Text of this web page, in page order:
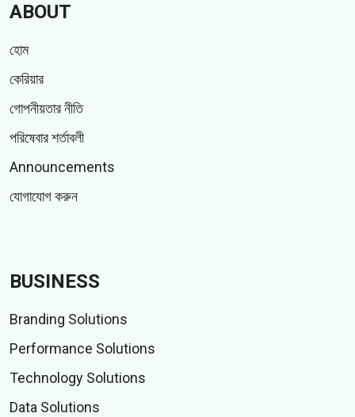
ABOUT
হোম
কেরিয়ার
গোপনীয়তার নীতি
পরিষেবার শর্তাবলী
Announcements
যোগাযোগ করুন
BUSINESS
Branding Solutions
Performance Solutions
Technology Solutions
Data Solutions